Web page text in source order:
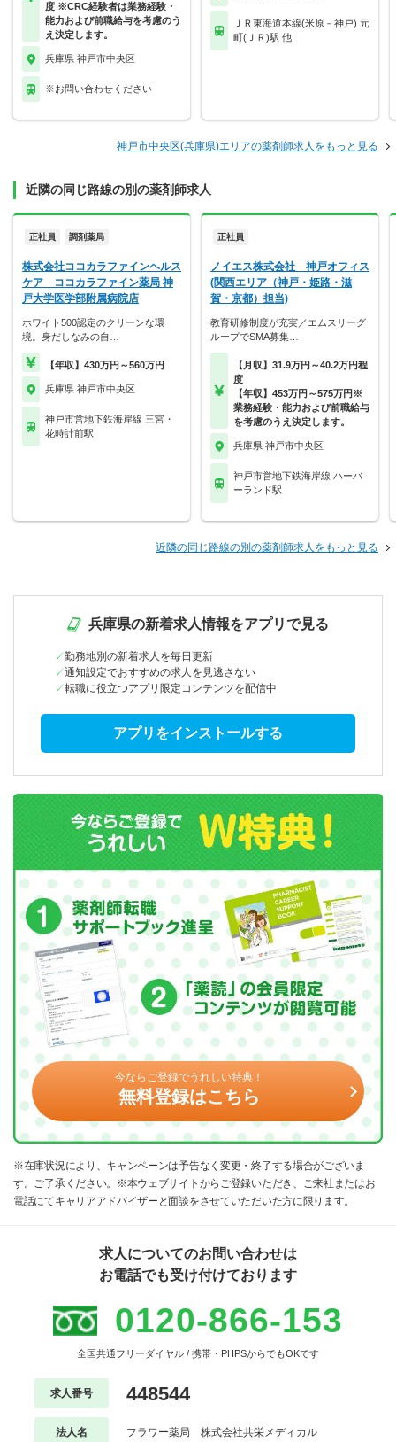
度 ※CRC経験者は業務経験・
能力および前職給与を考慮のう
え決定します。
兵庫県 神戸市中央区
※お問い合わせください
ＪＲ東海道本線(米原－神戸) 元
町(ＪＲ)駅 他
神戸市中央区(兵庫県)エリアの薬剤師求人をもっと見る
近隣の同じ路線の別の薬剤師求人
正社員 調剤薬局
株式会社ココカラファインヘルス
ケア ココカラファイン薬局 神
戸大学医学部附属病院店
ホワイト500認定のクリーンな環
境。身だしなみの自…
【年収】430万円～560万円
兵庫県 神戸市中央区
神戸市営地下鉄海岸線 三宮・
花時計前駅
正社員
ノイエス株式会社 神戸オフィス
(関西エリア（神戸・姫路・滋
賀・京都）担当)
教育研修制度が充実／エムスリーグ
ループでSMA募集…
【月収】31.9万円～40.2万円程
度
【年収】453万円～575万円※
業務経験・能力および前職給与
を考慮のうえ決定します。
兵庫県 神戸市中央区
神戸市営地下鉄海岸線 ハーバ
ーランド駅
近隣の同じ路線の別の薬剤師求人をもっと見る
兵庫県の新着求人情報をアプリで見る
勤務地別の新着求人を毎日更新
通知設定でおすすめの求人を見逃さない
転職に役立つアプリ限定コンテンツを配信中
アプリをインストールする
今ならご登録でうれしい特典！
無料登録はこちら
※在庫状況により、キャンペーンは予告なく変更・終了する場合がございま
す。ご了承ください。※本ウェブサイトからご登録いただき、ご来社またはお
電話にてキャリアアドバイザーと面談をさせていただいた方に限ります。
求人についてのお問い合わせは
お電話でも受け付けております
0120-866-153
全国共通フリーダイヤル / 携帯・PHPSからでもOKです
求人番号 448544
法人名 フラワー薬局 株式会社共栄メディカル